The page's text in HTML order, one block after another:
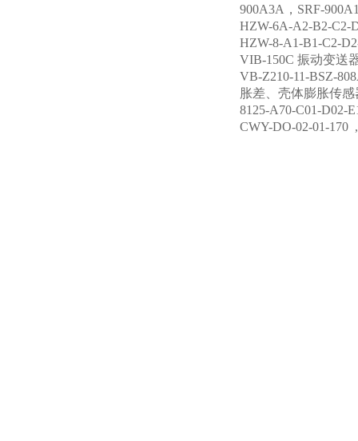
900A3A，SRF-
HZW-6A-A2-B2-C2-
HZW-8-A1-B1-C2-
VIB-150C 振动变送
VB-Z210-11-BSZ-
胀差、壳体膨胀传感
8125-A70-C01-D02-
CWY-DO-02-01-170